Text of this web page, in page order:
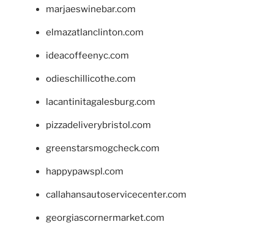
marjaeswinebar.com
elmazatlanclinton.com
ideacoffeenyc.com
odieschillicothe.com
lacantinitagalesburg.com
pizzadeliverybristol.com
greenstarsmogcheck.com
happypawspl.com
callahansautoservicecenter.com
georgiascornermarket.com